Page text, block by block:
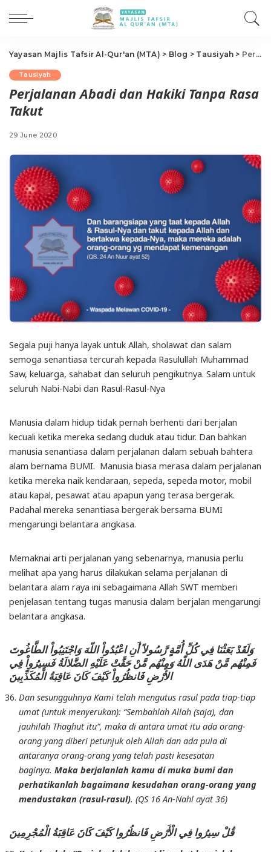
Yayasan Majlis Tafsir Al-Qur'an (MTA) > Blog > Tausiyah > Perjalanan Abadi dan Hakiki Tanpa Rasa Takut
Tausiyah
Perjalanan Abadi dan Hakiki Tanpa Rasa
Takut
29 June 2020
Segala puji hanya layak untuk Allah, sholawat dan salam
semoga senantiasa tercurah kepada Rasulullah Muhammad
Saw, keluarga, sahabat dan seluruh pengikutnya. Salam untuk
seluruh Nabi-Nabi dan Rasul-Rasul-Nya
Manusia dalam hidup tidak pernah berhenti dari berjalan
kecuali ketika mereka sedang duduk atau tidur. Dan bahkan
manusia senantiasa dalam perjalanan dalam sebuah bahtera
alam bernama BUMI. Manusia biasa merasa dalam perjalanan
ketika mereka naik kendaraan, sepeda, sepeda motor, mobil
atau kapal, pesawat atau apapun yang terasa bergerak.
Padahal mereka senantiasa bergerak bersama BUMI
mengarungi belantara angkasa.
Memaknai arti perjalanan yang sebenarnya, manusia perlu
melihat apa yang harus dilakukan selama perjalanan di
belantara alam raya ini sebagaimana Allah SWT memberi
penjelasan tentang tugas manusia dalam berjalan mengarungi
belantara angkasa.
وَلَقَدْ بَعَثْنَا فِي كُلِّ أُمَّةٍ رَّسُولاً أَنِ اعْبُدُواْ اللّهَ وَاجْتَنِبُواْ الطَّاغُوتَ
فَمِنْهُم مَّنْ هَدَى اللّهُ وَمِنْهُم مَّنْ حَقَّتْ عَلَيْهِ الضَّلالَةُ فَسِيرُواْ فِي
الأَرْضِ فَانظُرُواْ كَيْفَ كَانَ عَاقِبَةُ الْمُكَذِّبِينَ
Dan sesungguhnya Kami telah mengutus rasul pada tiap-tiap
umat (untuk menyerukan): “Sembahlah Allah (saja), dan
jauhilah Thaghut itu”, maka di antara umat itu ada orang-
orang yang diberi petunjuk oleh Allah dan ada pula di
antaranya orang-orang yang telah pasti kesesatan
baginya. Maka berjalanlah kamu di muka bumi dan
perhatikanlah bagaimana kesudahan orang-orang yang
mendustakan (rasul-rasul). (QS 16 An-Nahl ayat 36)
قُلْ سِيرُوا فِي الْأَرْضِ فَانظُرُوا كَيْفَ كَانَ عَاقِبَةُ الْمُجْرِمِينَ